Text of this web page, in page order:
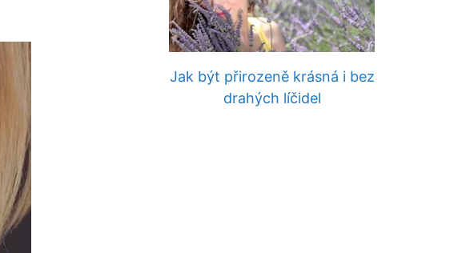
Jak být přirozeně krásná i bez
drahých líčidel